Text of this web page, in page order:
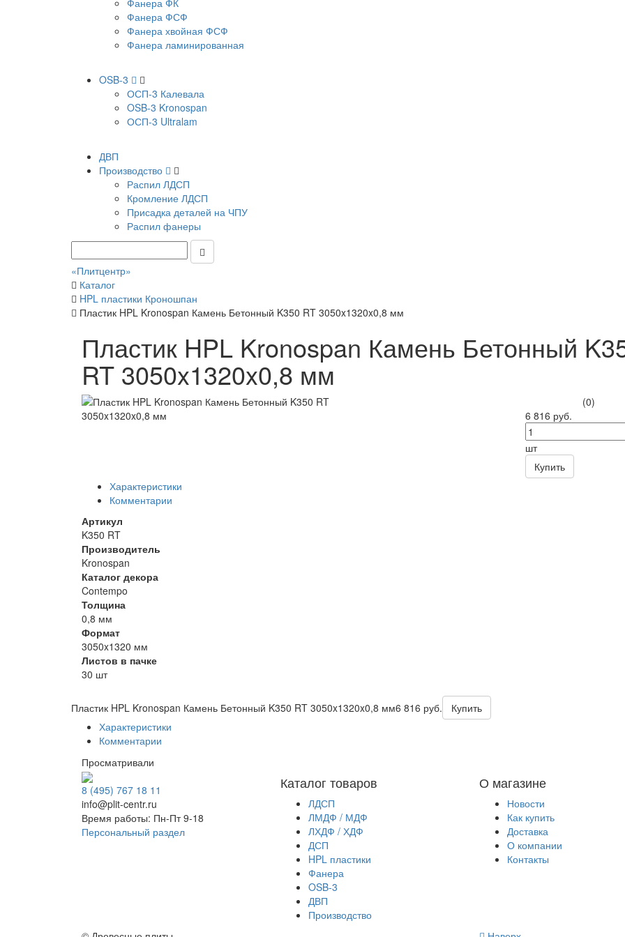
Фанера ФК
Фанера ФСФ
Фанера хвойная ФСФ
Фанера ламинированная
OSB-3
ОСП-3 Калевала
OSB-3 Kronospan
ОСП-3 Ultralam
ДВП
Производство
Распил ЛДСП
Кромление ЛДСП
Присадка деталей на ЧПУ
Распил фанеры
«Плитцентр»
Каталог
HPL пластики Кроношпан
Пластик HPL Kronospan Камень Бетонный K350 RT 3050x1320x0,8 мм
Пластик HPL Kronospan Камень Бетонный
RT 3050x1320x0,8 мм
(0)
6 816 руб.
шт
Купить
Характеристики
Комментарии
Артикул
K350 RT
Производитель
Kronospan
Каталог декора
Contempo
Толщина
0,8 мм
Формат
3050x1320 мм
Листов в пачке
30 шт
Пластик HPL Kronospan Камень Бетонный K350 RT 3050x1320x0,8 мм6 816 руб.
Купить
Характеристики
Комментарии
Просматривали
О магазине
Новости
Как купить
Доставка
О компании
Контакты
Каталог товаров
ЛДСП
ЛМДФ / МДФ
ЛХДФ / ХДФ
ДСП
HPL пластики
Фанера
OSB-3
ДВП
Производство
8 (495) 767 18 11
info@plit-centr.ru
Время работы: Пн-Пт 9-18
Персональный раздел